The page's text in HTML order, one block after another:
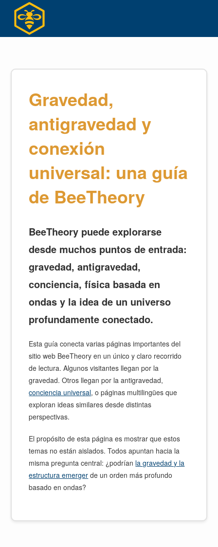
content
Gravedad,
antigravedad y
conexión
universal: una guía
de BeeTheory
BeeTheory puede explorarse
desde muchos puntos de entrada:
gravedad, antigravedad,
conciencia, física basada en
ondas y la idea de un universo
profundamente conectado.
Esta guía conecta varias páginas importantes del
sitio web BeeTheory en un único y claro recorrido
de lectura. Algunos visitantes llegan por la
gravedad. Otros llegan por la antigravedad,
conciencia universal, o páginas multilingües que
exploran ideas similares desde distintas
perspectivas.
El propósito de esta página es mostrar que estos
temas no están aislados. Todos apuntan hacia la
misma pregunta central: ¿podrían la gravedad y la
estructura emerger de un orden más profundo
basado en ondas?